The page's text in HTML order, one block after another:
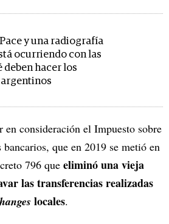
y una radiografía
ocurriendo con las
deben hacer los
en consideración el Impuesto sobre
que en 2019 se metió en
796 que eliminó una vieja
las transferencias realizadas
locales.